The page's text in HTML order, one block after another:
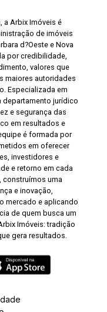
a Arbix Imóveis é
de imóveis
d?Oeste e Nova
por credibilidade,
valores que
maiores autoridades
Especializada em
departamento jurídico
e segurança das
em resultados e
é formada por
em oferecer
investidores e
e retorno em cada
construímos uma
e inovação,
mercado e aplicando
de quem busca um
Imóveis: tradição
gera resultados.